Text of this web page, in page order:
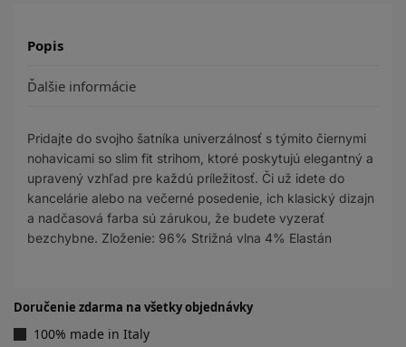
Popis
Ďalšie informácie
Pridajte do svojho šatníka univerzálnosť s týmito čiernymi
nohavicami so slim fit strihom, ktoré poskytujú elegantný a
upravený vzhľad pre každú príležitosť. Či už idete do
kancelárie alebo na večerné posedenie, ich klasický dizajn
a nadčasová farba sú zárukou, že budete vyzerať
bezchybne. Zloženie: 96% Strižná vlna 4% Elastán
Doručenie zdarma na všetky objednávky
100% made in Italy